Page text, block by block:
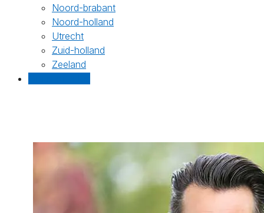
Noord-brabant
Noord-holland
Utrecht
Zuid-holland
Zeeland